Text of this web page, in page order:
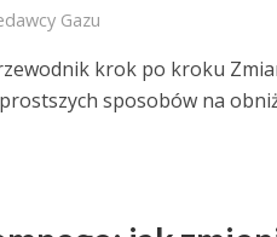
Gazu
krok po kroku
sposobów na